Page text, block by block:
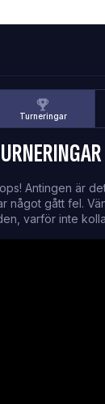
Turneringar
Antingen är
något gått fel.
varför inte